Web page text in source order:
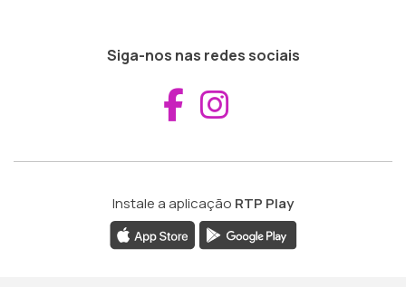
Siga-nos nas redes sociais
Aceder ao
Instale a aplicação RTP Play